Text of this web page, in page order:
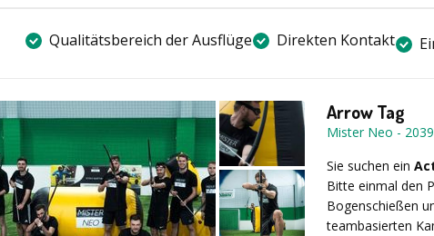
individuellen Ziel,
Kurzportrait:
Ort:
Teilnehmer: ab
Qualitätsbereich der Ausflüge Direkten Kontakt
Arrow Tag
Mister Neo -
Sie suchen ein
Bitte einmal den
Bogenschießen
teambasierten